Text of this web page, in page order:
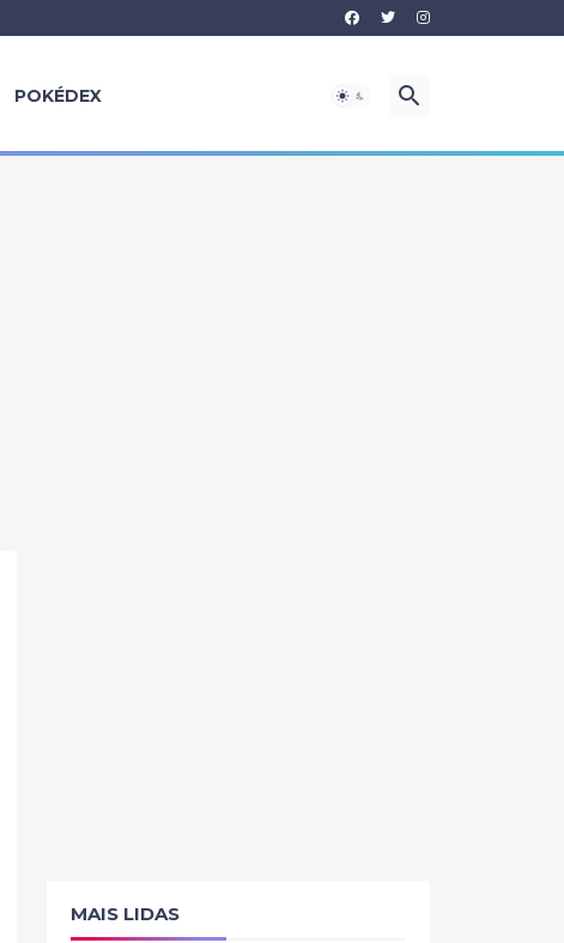
POKÉDEX
MAIS LIDAS